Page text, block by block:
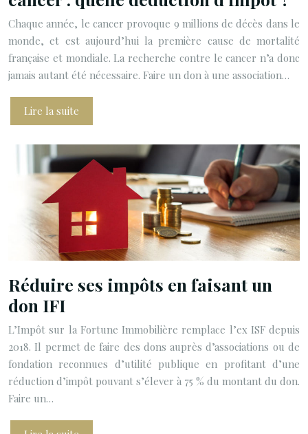
Chaque année, le cancer provoque 9 millions de décès dans le
monde, et est aujourd’hui la première cause de mortalité
française et mondiale. La recherche contre le cancer n’a donc
jamais autant été nécessaire. Faire un don à une association…
Lire la suite
Réduire ses impôts en faisant un
don IFI
L’Impôt sur la Fortune Immobilière remplace l’ex ISF depuis
2018. Il permet de faire des dons auprès d’associations ou de
fondation reconnues d’utilité publique en profitant d’une
réduction d’impôt pouvant s’élever à 75 % du montant du don.
Faire un…